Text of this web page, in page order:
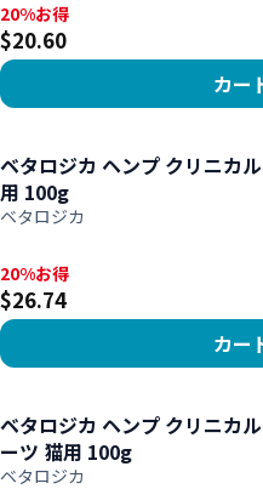
20%お得, $20.60
20%お得
$20.60
カー
ベタロジカ ヘンプ クリニカ
用 100g
ベタロジカ
20%お得, $26.74
20%お得
$26.74
カー
ベタロジカ ヘンプ クリニカ
ーツ 猫用 100g
ベタロジカ